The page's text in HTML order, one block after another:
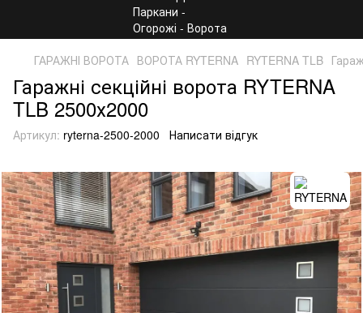
ГАРАЖНІ ВОРОТА ВОРОТА RYTERNA RYTERNA TLB
Гаражні секційні ворота RYTERNA
TLB 2500х2000
Артикул: ryterna-2500-2000 Написати відгук